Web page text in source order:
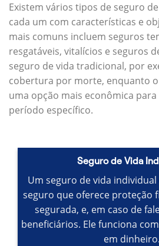
Existem vários tipos de seguro
cada um com características e
mais comuns incluem seguros
resgatáveis, vitalícios e seguros
seguro de vida tradicional, por
cobertura por morte, enquanto
uma opção mais econômica
período específico.
Seguro de Vida
Um seguro de vida
seguro que oferece proteção
segurada, e, em caso de
beneficiários. Ele funciona
em dinheiro.